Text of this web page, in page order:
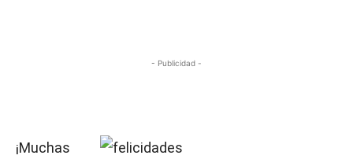
- Publicidad -
¡Muchas